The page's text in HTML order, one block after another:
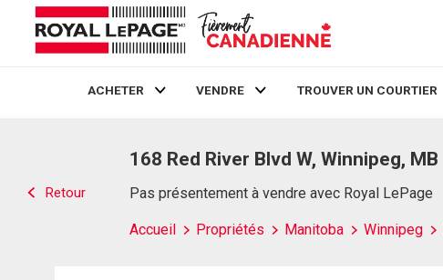
ACHETER VENDRE TROUVER UN COURTIER
Retour
168 Red River Blvd W, Winnipeg, MB
Pas présentement à vendre avec Royal LePage
Accueil Propriétés Manitoba Winnipeg